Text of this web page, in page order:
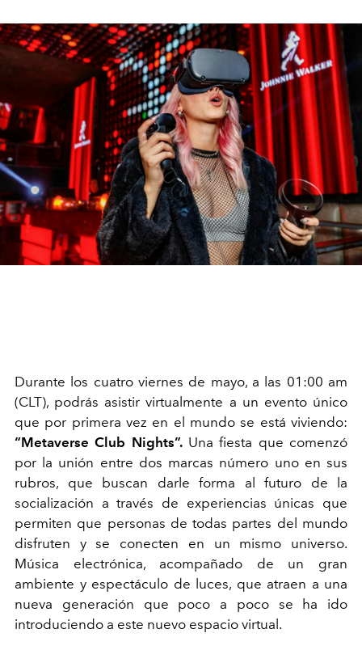
Durante los cuatro viernes de mayo, a las 01:00 am
(CLT), podrás asistir virtualmente a un evento único
que por primera vez en el mundo se está viviendo:
“Metaverse Club Nights”.Una fiesta que comenzó
por la unión entre dos marcas número uno en sus
rubros, que buscan darle forma al futuro de la
socialización a través de experiencias únicas que
permiten que personas de todas partes del mundo
disfruten y se conecten en un mismo universo.
Música electrónica, acompañado de un gran
ambiente y espectáculo de luces, que atraen a una
nueva generación que poco a poco se ha ido
introduciendo a este nuevo espacio virtual.